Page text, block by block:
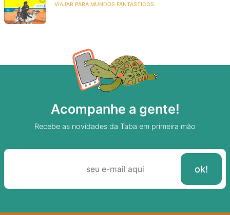
VIAJAR PARA MUNDOS FANTÁSTICOS
Acompanhe a gente!
Recebe as novidades da Taba em primeira mão